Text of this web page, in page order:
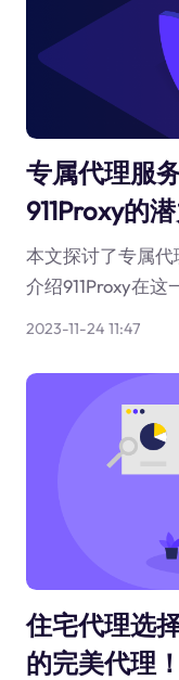
专属代理服
911Proxy的
本文探讨了专属
介绍911Proxy在这
2023-11-24 11:47
住宅代理选
的完美代理！